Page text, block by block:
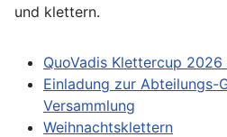
und klettern.
QuoVadis Klettercup
Einladung zur Abteilungs-
Versammlung
Weihnachtsklettern